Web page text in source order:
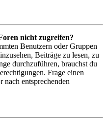
nicht zugreifen?
Benutzern oder Gruppen
Beiträge zu lesen, zu
durchzuführen, brauchst du
Frage einen
entsprechenden